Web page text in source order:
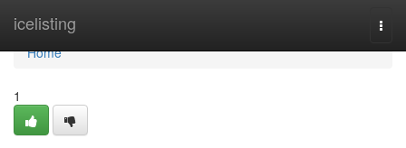
icelisting
Home
Home
1